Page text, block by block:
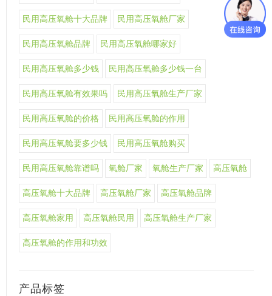
民用高压氧舱十大品牌 民用高压氧舱厂家
民用高压氧舱品牌 民用高压氧舱哪家好
民用高压氧舱多少钱 民用高压氧舱多少钱一台
民用高压氧舱有效果吗 民用高压氧舱生产厂家
民用高压氧舱的价格 民用高压氧舱的作用
民用高压氧舱要多少钱 民用高压氧舱购买
民用高压氧舱靠谱吗 氧舱厂家 氧舱生产厂家 高压氧舱
高压氧舱十大品牌 高压氧舱厂家 高压氧舱品牌
高压氧舱家用 高压氧舱民用 高压氧舱生产厂家
高压氧舱的作用和功效
产品标签